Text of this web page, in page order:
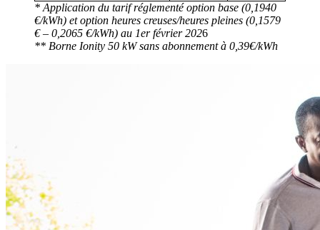
* Application du tarif réglementé option base (0,1940
€/kWh) et option heures creuses/heures pleines (0,1579
€ – 0,2065 €/kWh) au 1er février 2026
** Borne Ionity 50 kW sans abonnement à 0,39€/kWh